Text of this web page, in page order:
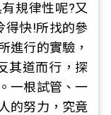
規律性呢?又
得快!所找的參
進行的實驗，
其道而行，探
一根試管、一
的努力，究竟